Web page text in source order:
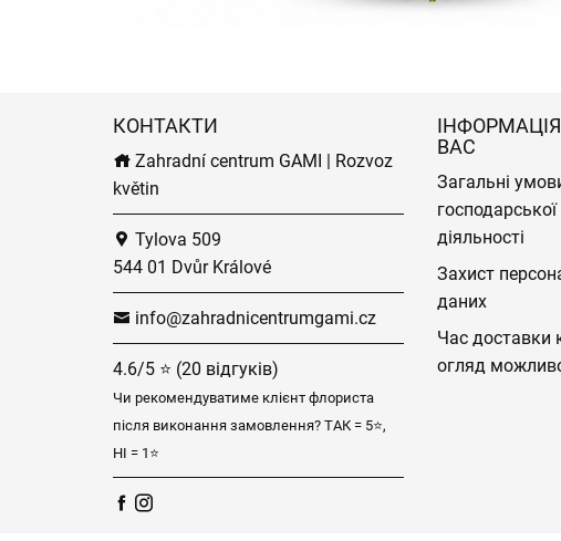
КОНТАКТИ
Zahradní centrum GAMI | Rozvoz
květin
Tylova 509
544 01 Dvůr Králové
info@zahradnicentrumgami.cz
4.6/5 ⭐ (20 відгуків)
Чи рекомендуватиме клієнт флориста
після виконання замовлення? ТАК = 5⭐,
НІ = 1⭐
ВАС
Загальні
господарської
діяльності
Захист
даних
Час доставки
огляд